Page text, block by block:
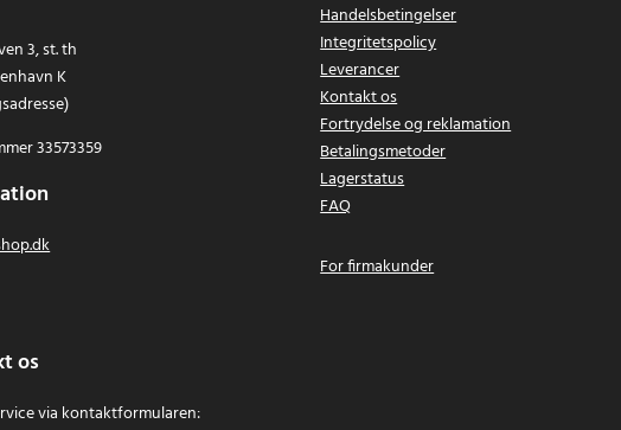
3, st. th
K
33573359
os
via kontaktformularen:
Handelsbetingelser
Integritetspolicy
Leverancer
Kontakt os
Fortrydelse og reklamation
Betalingsmetoder
Lagerstatus
FAQ
For firmakunder